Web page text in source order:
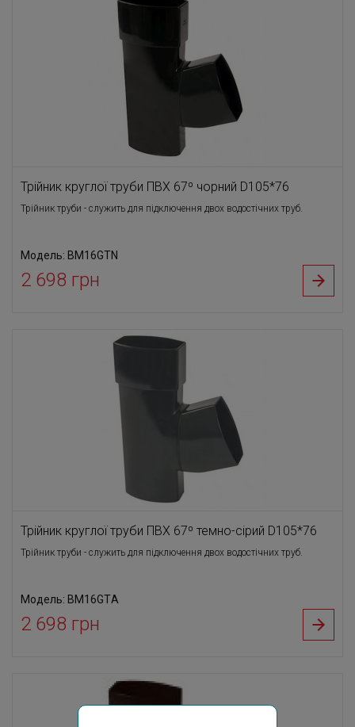
Трійник круглої труби ПВХ 67⁰ чорний D105*76
Трійник труби - служить для підключення двох водостічних труб.
Модель: BM16GTN
2 698 грн
Трійник круглої труби ПВХ 67⁰ темно-сірий D105*76
Трійник труби - служить для підключення двох водостічних труб.
Модель: BM16GTА
2 698 грн